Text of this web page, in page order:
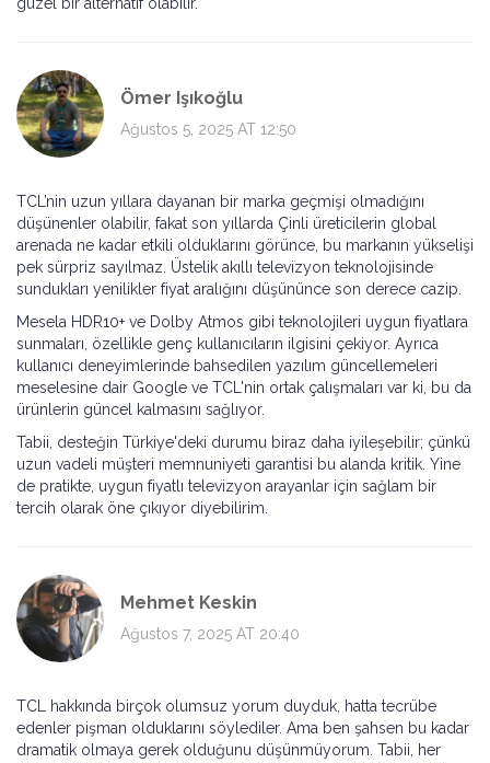
güzel bir alternatif olabilir.
Ömer Işıkoğlu
Ağustos 5, 2025 AT 12:50
TCL’nin uzun yıllara dayanan bir marka geçmişi olmadığını
düşünenler olabilir, fakat son yıllarda Çinli üreticilerin global
arenada ne kadar etkili olduklarını görünce, bu markanın yükselişi
pek sürpriz sayılmaz. Üstelik akıllı televizyon teknolojisinde
sundukları yenilikler fiyat aralığını düşününce son derece cazip.
Mesela HDR10+ ve Dolby Atmos gibi teknolojileri uygun fiyatlara
sunmaları, özellikle genç kullanıcıların ilgisini çekiyor. Ayrıca
kullanıcı deneyimlerinde bahsedilen yazılım güncellemeleri
meselesine dair Google ve TCL'nin ortak çalışmaları var ki, bu da
ürünlerin güncel kalmasını sağlıyor.
Tabii, desteğin Türkiye'deki durumu biraz daha iyileşebilir; çünkü
uzun vadeli müşteri memnuniyeti garantisi bu alanda kritik. Yine
de pratikte, uygun fiyatlı televizyon arayanlar için sağlam bir
tercih olarak öne çıkıyor diyebilirim.
Mehmet Keskin
Ağustos 7, 2025 AT 20:40
TCL hakkında birçok olumsuz yorum duyduk, hatta tecrübe
edenler pişman olduklarını söylediler. Ama ben şahsen bu kadar
dramatik olmaya gerek olduğunu düşünmüyorum. Tabii, her